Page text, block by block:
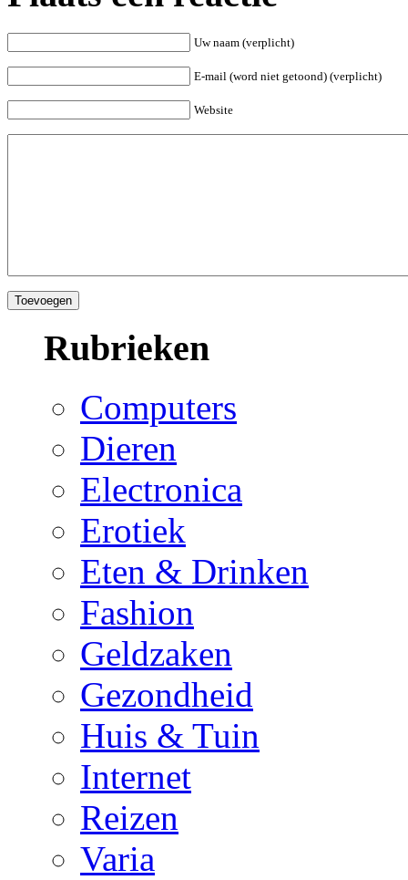
Uw naam (verplicht)
E-mail (word niet getoond) (verplicht)
Website
Rubrieken
Computers
Dieren
Electronica
Erotiek
Eten & Drinken
Fashion
Geldzaken
Gezondheid
Huis & Tuin
Internet
Reizen
Varia